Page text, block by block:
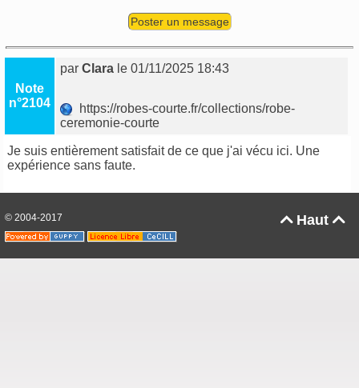
Poster un message
Note
n°2104
parClara le 01/11/2025 18:43
https://robes-courte.fr/collections/robe-
ceremonie-courte
Je suis entièrement satisfait de ce que j'ai vécu ici. Une
expérience sans faute.
Haut 
© 2004-2017